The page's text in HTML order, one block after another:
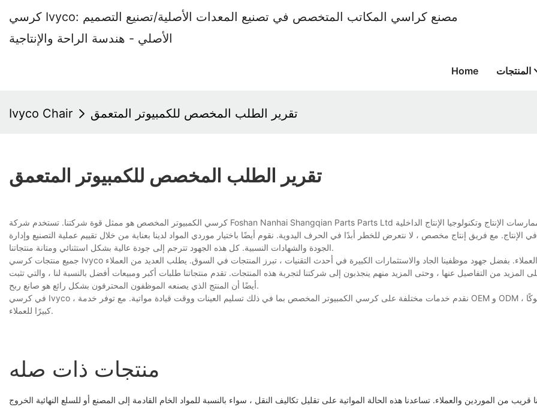
كرسي Ivyco: مصنع كراسي المكاتب المتخصص في تصنيع المعدات الأصلية/تصنيع التصميم
الأصلي - هندسة الراحة والإنتاجية
Home المنتجات
Ivyco Chair تقرير الطلب المخصص للكمبيوتر المتعمق
تقرير الطلب المخصص للكمبيوتر المتعمق
كرسي الكمبيوتر المخصص هو ممثل قوة شركتنا. تستخدم شركة Foshan Nanhai Shangqian Parts Parts Ltd فقط أحدث ممارسات الإنتاج وتكنولوجيا الإنتاج الداخلية
في الإنتاج. مع فريق إنتاج مخصص ، لا نتعرض للخطر أبدًا في الحرف اليدوية. نقوم أيضًا باختيار موردي المواد لدينا بعناية من خلال تقييم عملية التصنيع وإدارة
الجودة والشهادات النسبية. كل هذه الجهود تترجم إلى جودة عالية بشكل استثنائي ومتانة منتجاتنا.
جميع منتجات كرسي Ivyco مدح من قبل العملاء. بفضل جهود موظفينا الجاد والاستثمارات الكبيرة في أحدث التقنيات ، تبرز المنتجات في السوق. يطلب العديد من العملاء
المزيد من التفاصيل عنها ، وحتى المزيد منهم ينجذبون إلى شركتنا لتجربة هذه المنتجات. تقدم منتجاتنا طلبات أكبر ومبيعات أفضل بالنسبة لنا ، والتي تثبت
أيضًا أن المنتج الذي يصنعه الموظفون المحترفون بشكل رائع هو صانع ربح.
في كرسي Ivyco ، نقدم خدمات مختلفة على كرسي الكمبيوتر المخصص بما في ذلك تسليم العينات ووقت قيادة مواتية. مع توفر خدمة OEM و ODM ، فإننا نقدم أيضًا موكًا
كبيرًا للعملاء.
منتجات ذات صله
قريب من الموردين والعملاء. تساعدنا هذه الحالة المواتية على تقليل تكاليف النقل ، سواء بالنسبة للمواد الخام القادمة إلى المصنع أو للسلع النهائية الخروج